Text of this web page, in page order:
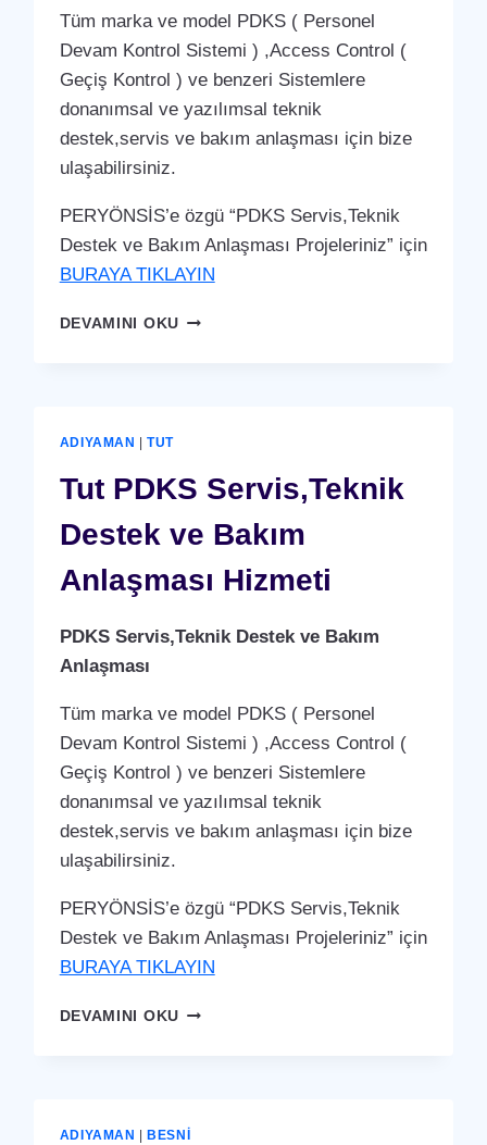
Tüm marka ve model PDKS ( Personel
Devam Kontrol Sistemi ) ,Access Control (
Geçiş Kontrol ) ve benzeri Sistemlere
donanımsal ve yazılımsal teknik
destek,servis ve bakım anlaşması için bize
ulaşabilirsiniz.
PERYÖNSİS’e özgü “PDKS Servis,Teknik
Destek ve Bakım Anlaşması Projeleriniz” için
BURAYA TIKLAYIN
DEVAMINI OKUSAMSAT
HIZMETI
ADIYAMAN |TUT
Tut PDKS Servis,Teknik
Destek ve Bakım
Anlaşması Hizmeti
PDKS Servis,Teknik Destek ve Bakım
Anlaşması
Tüm marka ve model PDKS ( Personel
Devam Kontrol Sistemi ) ,Access Control (
Geçiş Kontrol ) ve benzeri Sistemlere
donanımsal ve yazılımsal teknik
destek,servis ve bakım anlaşması için bize
ulaşabilirsiniz.
PERYÖNSİS’e özgü “PDKS Servis,Teknik
Destek ve Bakım Anlaşması Projeleriniz” için
BURAYA TIKLAYIN
DEVAMINI OKUTUT
BAKIM
ADIYAMAN BESNI